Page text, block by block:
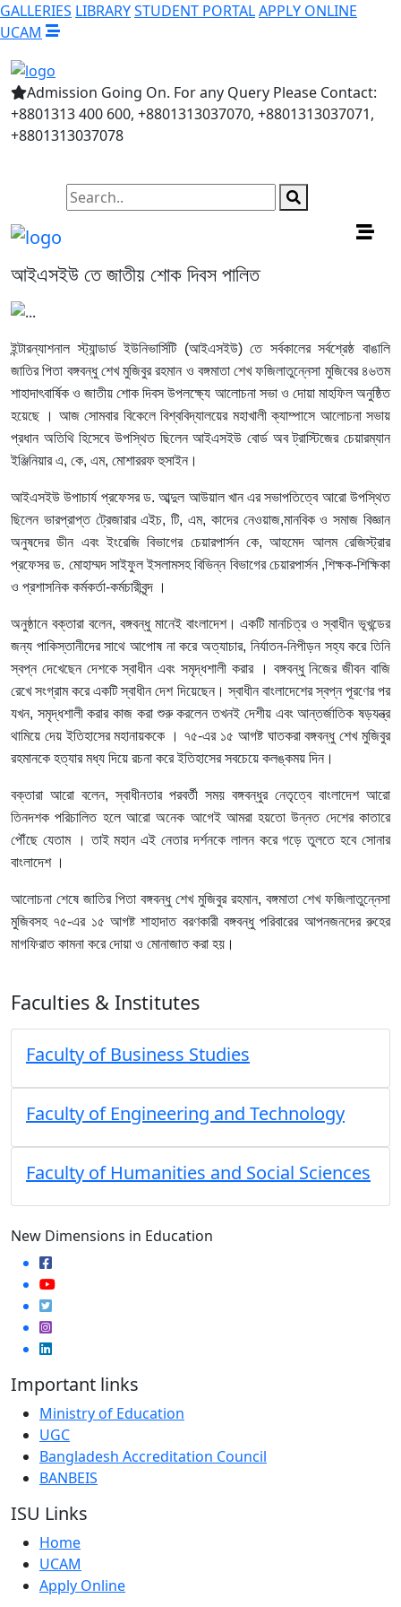
GALLERIES LIBRARYSTUDENT PORTALAPPLY ONLINE
UCAM
Admission Going On. For any Query Please Contact:
+8801313 400 600, +8801313037070, +8801313037071,
+8801313037078
আইএসইউ তে জাতীয় শোক দিবস পালিত
ইন্টারন্যাশনাল স্ট্যান্ডার্ড ইউনিভার্সিটি (আইএসইউ) তে সর্বকালের সর্বশ্রেষ্ঠ বাঙালি
জাতির পিতা বঙ্গবন্ধু শেখ মুজিবুর রহমান ও বঙ্গমাতা শেখ ফজিলাতুন্নেসা মুজিবের ৪৬তম
শাহাদাৎবার্ষিক ও জাতীয় শোক দিবস উপলক্ষ্যে আলোচনা সভা ও দোয়া মাহফিল অনুষ্ঠিত
হয়েছে । আজ সোমবার বিকেলে বিশ্ববিদ্যালয়ের মহাখালী ক্যাম্পাসে আলোচনা সভায়
প্রধান অতিথি হিসেবে উপস্থিত ছিলেন আইএসইউ বোর্ড অব ট্রাস্টিজের চেয়ারম্যান
ইঞ্জিনিয়ার এ, কে, এম, মোশাররফ হুসাইন।
আইএসইউ উপাচার্য প্রফেসর ড. আব্দুল আউয়াল খান এর সভাপতিত্বে আরো উপস্থিত
ছিলেন ভারপ্রাপ্ত ট্রেজারার এইচ, টি, এম, কাদের নেওয়াজ,মানবিক ও সমাজ বিজ্ঞান
অনুষদের ডীন এবং ইংরেজি বিভাগের চেয়ারপার্সন কে, আহমেদ আলম রেজিস্ট্রার
প্রফেসর ড. মোহাম্মদ সাইফুল ইসলামসহ বিভিন্ন বিভাগের চেয়ারপার্সন ,শিক্ষক-শিক্ষিকা
ও প্রশাসনিক কর্মকর্তা-কর্মচারীবৃন্দ ।
অনুষ্ঠানে বক্তারা বলেন, বঙ্গবন্ধু মানেই বাংলাদেশ। একটি মানচিত্র ও স্বাধীন ভূখন্ডের
জন্য পাকিস্তানীদের সাথে আপোষ না করে অত্যাচার, নির্যাতন-নিপীড়ন সহ্য করে তিনি
স্বপ্ন দেখেছেন দেশকে স্বাধীন এবং সমৃদ্ধশালী করার । বঙ্গবন্ধু নিজের জীবন বাজি
রেখে সংগ্রাম করে একটি স্বাধীন দেশ দিয়েছেন। স্বাধীন বাংলাদেশের স্বপ্ন পূরণের পর
যখন, সমৃদ্ধশালী করার কাজ করা শুরু করলেন তখনই দেশীয় এবং আন্তর্জাতিক ষড়যন্ত্র
থামিয়ে দেয় ইতিহাসের মহানায়ককে । ৭৫-এর ১৫ আগষ্ট ঘাতকরা বঙ্গবন্ধু শেখ মুজিবুর
রহমানকে হত্যার মধ্য দিয়ে রচনা করে ইতিহাসের সবচেয়ে কলঙ্কময় দিন।
বক্তারা আরো বলেন, স্বাধীনতার পরবর্তী সময় বঙ্গবন্ধুর নেতৃত্বে বাংলাদেশ আরো
তিনদশক পরিচালিত হলে আরো অনেক আগেই আমরা হয়তো উন্নত দেশের কাতারে
পৌঁছে যেতাম । তাই মহান এই নেতার দর্শনকে লালন করে গড়ে তুলতে হবে সোনার
বাংলাদেশ ।
আলোচনা শেষে জাতির পিতা বঙ্গবন্ধু শেখ মুজিবুর রহমান, বঙ্গমাতা শেখ ফজিলাতুন্নেসা
মুজিবসহ ৭৫-এর ১৫ আগষ্ট শাহাদাত বরণকারী বঙ্গবন্ধু পরিবারের আপনজনদের রুহের
মাগফিরাত কামনা করে দোয়া ও মোনাজাত করা হয়।
Faculties & Institutes
Faculty of Business Studies
Faculty of Engineering and Technology
Faculty of Humanities and Social Sciences
New Dimensions in Education
Important links
Ministry of Education
UGC
Bangladesh Accreditation Council
BANBEIS
ISU Links
Home
UCAM
Apply Online